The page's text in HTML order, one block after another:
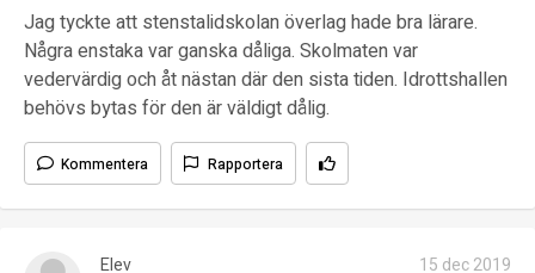
Jag tyckte att stenstalidskolan överlag hade bra lärare.
Några enstaka var ganska dåliga. Skolmaten var
vedervärdig och åt nästan där den sista tiden. Idrottshallen
behövs bytas för den är väldigt dålig.
Kommentera Rapportera
Elev 15 dec 2019